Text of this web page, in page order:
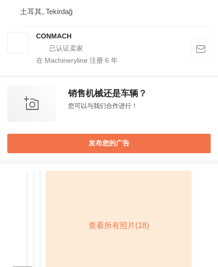
土耳其, Tekirdağ
CONMACH
在 Machineryline 注册 6 年
销售机械还是车辆？
您可以与我们合作进行！
发布您的广告